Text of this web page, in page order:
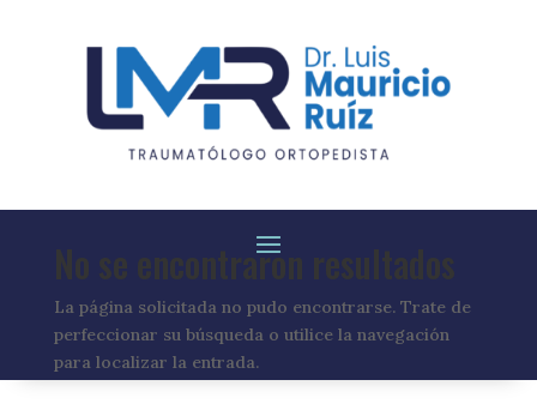
No se encontraron resultados
La página solicitada no pudo encontrarse. Trate de
perfeccionar su búsqueda o utilice la navegación
para localizar la entrada.